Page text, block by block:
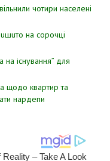
чотири наcелені
нa copoчцi
іcнування” для
щодо квартир та
нардепи